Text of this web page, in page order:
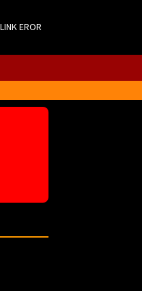
EROR
bisa memberi tahu kami